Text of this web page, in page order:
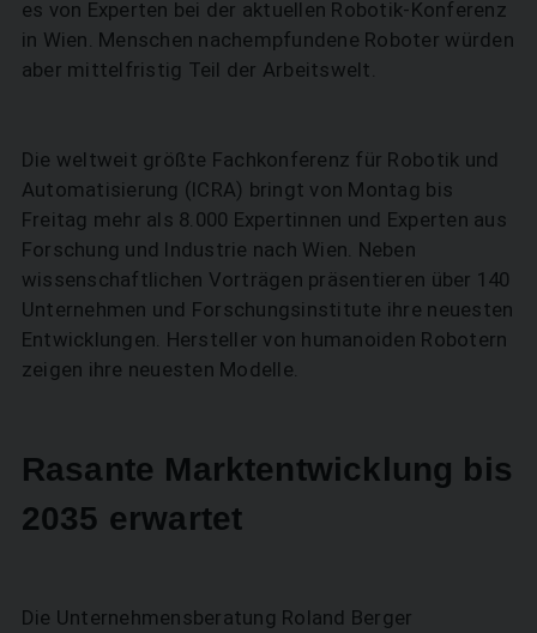
es von Experten bei der aktuellen Robotik-Konferenz
in Wien. Menschen nachempfundene Roboter würden
aber mittelfristig Teil der Arbeitswelt.
Die weltweit größte Fachkonferenz für Robotik und
Automatisierung (ICRA) bringt von Montag bis
Freitag mehr als 8.000 Expertinnen und Experten aus
Forschung und Industrie nach Wien. Neben
wissenschaftlichen Vorträgen präsentieren über 140
Unternehmen und Forschungsinstitute ihre neuesten
Entwicklungen. Hersteller von humanoiden Robotern
zeigen ihre neuesten Modelle.
Rasante Marktentwicklung bis
2035 erwartet
Die Unternehmensberatung Roland Berger